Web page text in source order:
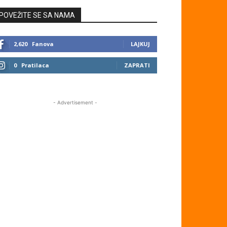
SE SA NAMA
2,620 Fanova LAJKUJ
0 Pratilaca ZAPRATI
- Advertisement -